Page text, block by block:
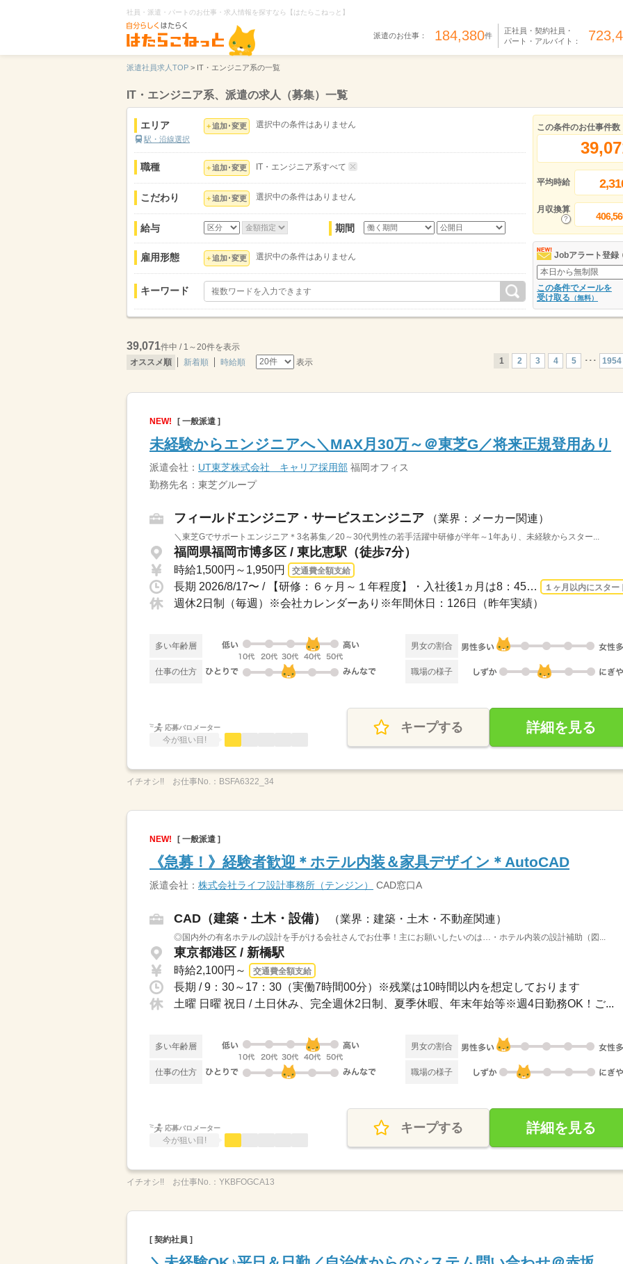
社員・派遣・パートのお仕事・求人情報を探すなら【はたらこねっと】
派遣のお仕事： 184,380件
正社員・契約社員・
パート・アルバイト：
派遣社員求人TOP > IT・エンジニア系の一覧
IT・エンジニア系、派遣の求人（募集）一覧
エリア
駅・沿線選択
追加･変更 選択中の条件はありません
職種 追加･変更 IT・エンジニア系すべて
こだわり 追加･変更 選択中の条件はありません
給与 期間
雇用形態 追加･変更 選択中の条件はありません
キーワード
この条件のお仕事件数
平均時給
月収換算
Jobアラート登録
この条件でメールを
受け取る （無料）
39,071件中 / 1～20件を表示
オススメ順
新着順 時給順 表示 1 2 3 4 5 ･･･ 1954
NEW! [ 一般派遣 ]
未経験からエンジニアへ＼MAX月30万～＠東芝G／将来正規登用あり
派遣会社： UT東芝株式会社 キャリア採用部 福岡オフィス
勤務先名：東芝グループ
フィールドエンジニア・サービスエンジニア （業界：メーカー関連）
＼東芝Gでサポートエンジニア＊3名募集／20～30代男性の若手活躍中研修が半年～1年あり、未経験からスター...
福岡県福岡市博多区 / 東比恵駅（徒歩7分）
時給1,500円～1,950円 交通費全額支給
長期 2026/8/17〜 / 【研修：６ヶ月～１年程度】・入社後1ヵ月は8：45～17：30で勤務... １ヶ月以内にスター
週休2日制（毎週）※会社カレンダーあり※年間休日：126日（昨年実績）
多い年齢層 男女の割合
仕事の仕方 職場の様子
応募バロメーター
今が狙い目!
キープする 詳細を見る
イチオシ!! お仕事No.： BSFA6322_34
NEW! [ 一般派遣 ]
《急募！》経験者歓迎＊ホテル内装＆家具デザイン＊AutoCAD
派遣会社： 株式会社ライフ設計事務所（テンジン） CAD窓口A
CAD（建築・土木・設備） （業界：建築・土木・不動産関連）
◎国内外の有名ホテルの設計を手がける会社さんでお仕事！主にお願いしたいのは…・ホテル内装の設計補助（図...
東京都港区 / 新橋駅
時給2,100円～ 交通費全額支給
長期 / 9：30～17：30（実働7時間00分）※残業は10時間以内を想定しております
土曜 日曜 祝日 / 土日休み、完全週休2日制、夏季休暇、年末年始等※週4日勤務OK！ご...
多い年齢層 男女の割合
仕事の仕方 職場の様子
応募バロメーター
今が狙い目!
キープする 詳細を見る
イチオシ!! お仕事No.： YKBFOGCA13
[ 契約社員 ]